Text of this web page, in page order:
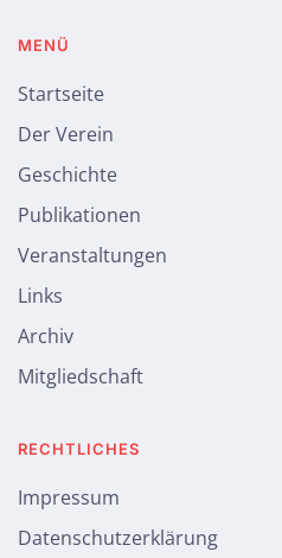
MENÜ
Startseite
Der Verein
Geschichte
Publikationen
Veranstaltungen
Links
Archiv
Mitgliedschaft
RECHTLICHES
Impressum
Datenschutzerklärung